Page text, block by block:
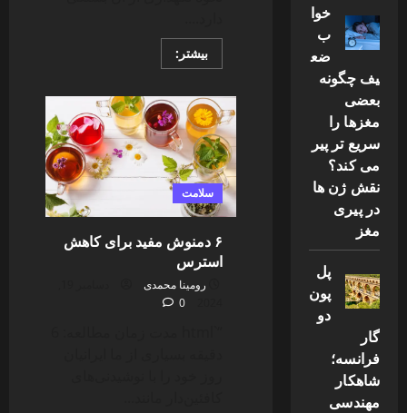
بیشتر:Read
more
مناسب
دستگاه
بخور؛
چه
آبی
برای
بخور
سرد
و
گرم
است؟
سلامت
۶ دمنوش مفید برای کاهش
استرس
رومینا محمدی
0
خوا
ب
ضع
یف چگونه
بعضی
مغزها را
سریع تر پیر
می کند؟
نقش ژن ها
در پیری
مغز
پل
پون
دو
گار
فرانسه؛
شاهکار
مهندسی